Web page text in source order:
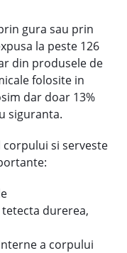
gura sau prin
la peste 126
din produsele de
folosite in
dar doar 13%
siguranta.
corpului si serveste
durerea,
a corpului